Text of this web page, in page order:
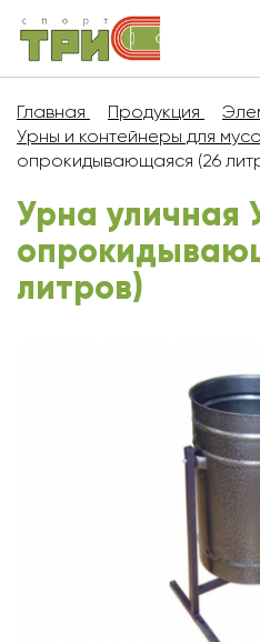
Главная Продукция
Урны и контейнеры для
опрокидывающаяся (26
Урна уличная
литров)